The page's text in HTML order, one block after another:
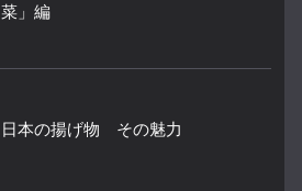
菜」編
日本の揚げ物 その魅力